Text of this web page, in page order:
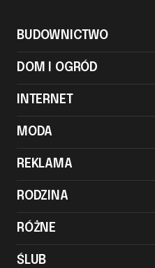
BUDOWNICTWO
DOM I OGRÓD
INTERNET
MODA
REKLAMA
RODZINA
RÓŻNE
ŚLUB